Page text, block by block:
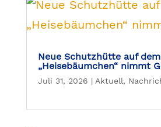
Neue Schutzhütte auf dem
„Heisebäumchen“ nimmt
Juli 31, 2026 | Aktuell,